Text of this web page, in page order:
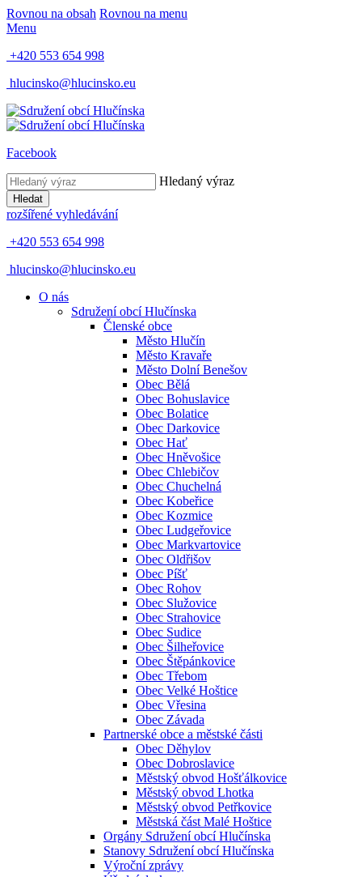
Rovnou na obsah Rovnou na menu
Menu
+420 553 654 998
hlucinsko@hlucinsko.eu
Facebook
Hledaný výraz
Hledat
rozšířené vyhledávání
+420 553 654 998
hlucinsko@hlucinsko.eu
O nás
Sdružení obcí Hlučínska
Členské obce
Město Hlučín
Město Kravaře
Město Dolní Benešov
Obec Bělá
Obec Bohuslavice
Obec Bolatice
Obec Darkovice
Obec Hať
Obec Hněvošice
Obec Chlebičov
Obec Chuchelná
Obec Kobeřice
Obec Kozmice
Obec Ludgeřovice
Obec Markvartovice
Obec Oldřišov
Obec Píšť
Obec Rohov
Obec Služovice
Obec Strahovice
Obec Sudice
Obec Šilheřovice
Obec Štěpánkovice
Obec Třebom
Obec Velké Hoštice
Obec Vřesina
Obec Závada
Partnerské obce a městské části
Obec Děhylov
Obec Dobroslavice
Městský obvod Hošťálkovice
Městský obvod Lhotka
Městský obvod Petřkovice
Městská část Malé Hoštice
Orgány Sdružení obcí Hlučínska
Stanovy Sdružení obcí Hlučínska
Výroční zprávy